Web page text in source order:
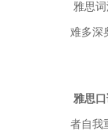
雅思
难多深
雅思
者自我